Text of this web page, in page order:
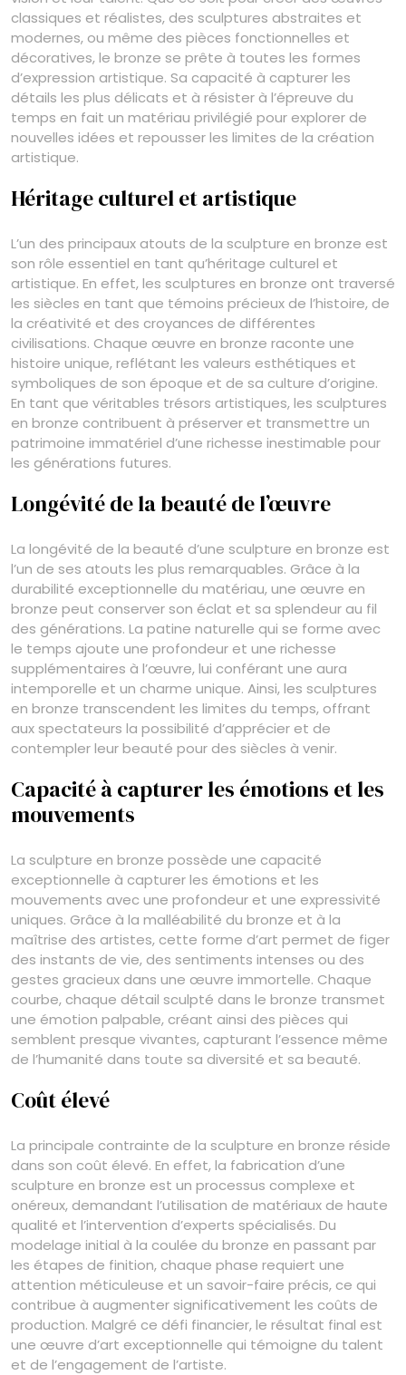
classiques et réalistes, des sculptures abstraites et
modernes, ou même des pièces fonctionnelles et
décoratives, le bronze se prête à toutes les formes
d’expression artistique. Sa capacité à capturer les
détails les plus délicats et à résister à l’épreuve du
temps en fait un matériau privilégié pour explorer de
nouvelles idées et repousser les limites de la création
artistique.
Héritage culturel et artistique
L’un des principaux atouts de la sculpture en bronze est
son rôle essentiel en tant qu’héritage culturel et
artistique. En effet, les sculptures en bronze ont traversé
les siècles en tant que témoins précieux de l’histoire, de
la créativité et des croyances de différentes
civilisations. Chaque œuvre en bronze raconte une
histoire unique, reflétant les valeurs esthétiques et
symboliques de son époque et de sa culture d’origine.
En tant que véritables trésors artistiques, les sculptures
en bronze contribuent à préserver et transmettre un
patrimoine immatériel d’une richesse inestimable pour
les générations futures.
Longévité de la beauté de l’œuvre
La longévité de la beauté d’une sculpture en bronze est
l’un de ses atouts les plus remarquables. Grâce à la
durabilité exceptionnelle du matériau, une œuvre en
bronze peut conserver son éclat et sa splendeur au fil
des générations. La patine naturelle qui se forme avec
le temps ajoute une profondeur et une richesse
supplémentaires à l’œuvre, lui conférant une aura
intemporelle et un charme unique. Ainsi, les sculptures
en bronze transcendent les limites du temps, offrant
aux spectateurs la possibilité d’apprécier et de
contempler leur beauté pour des siècles à venir.
Capacité à capturer les émotions et les
mouvements
La sculpture en bronze possède une capacité
exceptionnelle à capturer les émotions et les
mouvements avec une profondeur et une expressivité
uniques. Grâce à la malléabilité du bronze et à la
maîtrise des artistes, cette forme d’art permet de figer
des instants de vie, des sentiments intenses ou des
gestes gracieux dans une œuvre immortelle. Chaque
courbe, chaque détail sculpté dans le bronze transmet
une émotion palpable, créant ainsi des pièces qui
semblent presque vivantes, capturant l’essence même
de l’humanité dans toute sa diversité et sa beauté.
Coût élevé
La principale contrainte de la sculpture en bronze réside
dans son coût élevé. En effet, la fabrication d’une
sculpture en bronze est un processus complexe et
onéreux, demandant l’utilisation de matériaux de haute
qualité et l’intervention d’experts spécialisés. Du
modelage initial à la coulée du bronze en passant par
les étapes de finition, chaque phase requiert une
attention méticuleuse et un savoir-faire précis, ce qui
contribue à augmenter significativement les coûts de
production. Malgré ce défi financier, le résultat final est
une œuvre d’art exceptionnelle qui témoigne du talent
et de l’engagement de l’artiste.